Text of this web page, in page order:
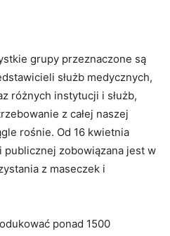
grupy przeznaczone są
służb medycznych,
różnych instytucji i służb,
z całej naszej
rośnie. Od 16 kwietnia
publicznej zobowiązana jest w
z maseczek i
ponad 1500